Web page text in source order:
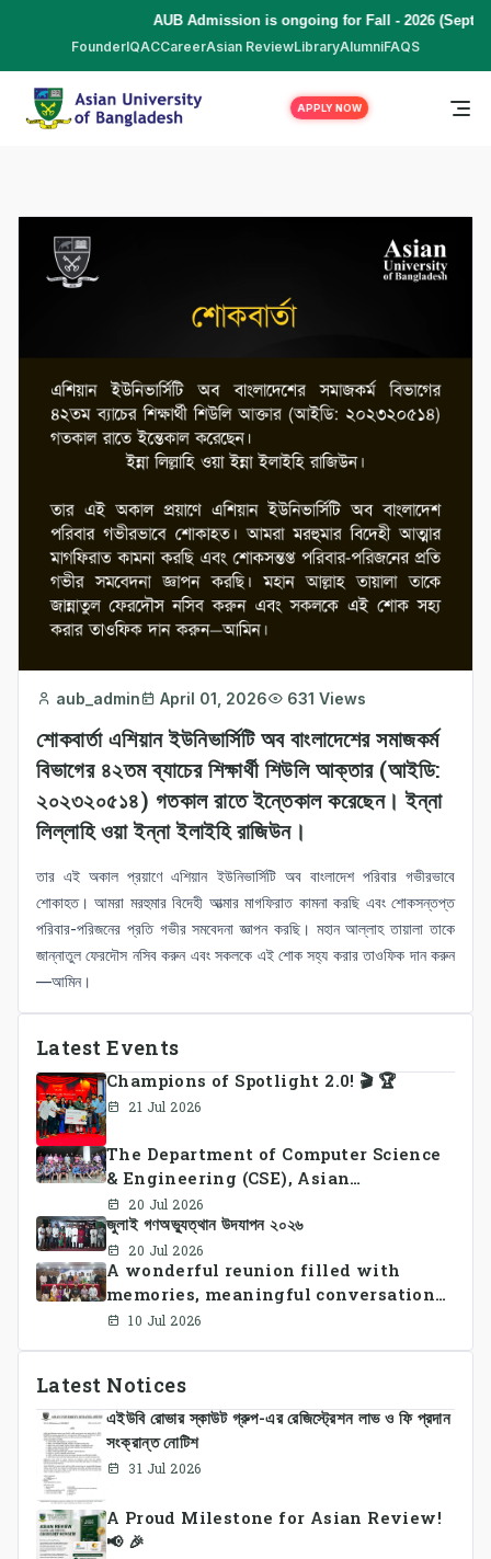
AUB Admission is ongoing for Fall - 2026
FounderIQACCareerAsian ReviewLibraryAlumniFAQS
APPLY NOW
aub_admin April 01, 2026 631 Views
শোকবার্তা এশিয়ান ইউনিভার্সিটি অব বাংলাদেশের সমাজকর্ম
বিভাগের ৪২তম ব্যাচের শিক্ষার্থী শিউলি আক্তার (আইডি:
২০২৩২০৫১৪) গতকাল রাতে ইন্তেকাল করেছেন। ইন্না
লিল্লাহি ওয়া ইন্না ইলাইহি রাজিউন।
তার এই অকাল প্রয়াণে এশিয়ান ইউনিভার্সিটি অব বাংলাদেশ পরিবার গভীরভাবে
শোকাহত। আমরা মরহুমার বিদেহী আত্মার মাগফিরাত কামনা করছি এবং শোকসন্তপ্ত
পরিবার-পরিজনের প্রতি গভীর সমবেদনা জ্ঞাপন করছি। মহান আল্লাহ তায়ালা তাকে
জান্নাতুল ফেরদৌস নসিব করুন এবং সকলকে এই শোক সহ্য করার তাওফিক দান করুন
—আমিন।
Latest Events
Champions of Spotlight 2.0! 🎬 🏆
21 Jul 2026
The Department of Computer Science
& Engineering (CSE), Asian
University of Bangladesh
successfully organized CSE Summer
Sports Day 2026, bringing together
students and faculty members in a
vibrant celebration of sportsmanship,
teamwork, and unity.
20 Jul 2026
জুলাই গণঅভ্যুত্থান উদযাপন ২০২৬
20 Jul 2026
A wonderful reunion filled with
memories, meaningful conversations,
and lasting connections.
10 Jul 2026
Latest Notices
এইউবি রোভার স্কাউট গ্রুপ-এর রেজিস্ট্রেশন লাভ ও ফি প্রদান
সংক্রান্ত নোটিশ
31 Jul 2026
A Proud Milestone for Asian Review!
📢 🎉